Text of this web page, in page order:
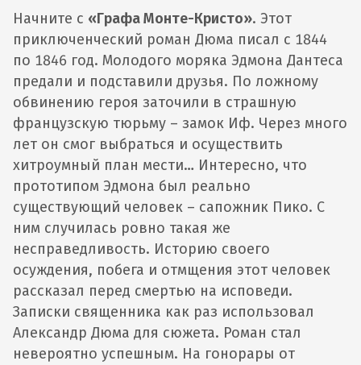
Начните с «Графа Монте-Кристо». Этот
приключенческий роман Дюма писал с 1844
по 1846 год. Молодого моряка Эдмона Дантеса
предали и подставили друзья. По ложному
обвинению героя заточили в страшную
французскую тюрьму – замок Иф. Через много
лет он смог выбраться и осуществить
хитроумный план мести… Интересно, что
прототипом Эдмона был реально
существующий человек – сапожник Пико. С
ним случилась ровно такая же
несправедливость. Историю своего
осуждения, побега и отмщения этот человек
рассказал перед смертью на исповеди.
Записки священника как раз использовал
Александр Дюма для сюжета. Роман стал
невероятно успешным. На гонорары от